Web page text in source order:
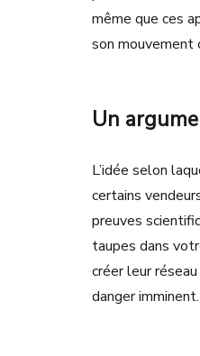
même que ces
son mouvement
Un
L’idée selon
certains
preuves
taupes dans
créer leur
danger